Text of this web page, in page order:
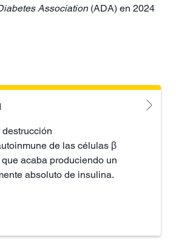
Association (ADA) en 2024
de las células β
acaba produciendo un
absoluto de insulina.